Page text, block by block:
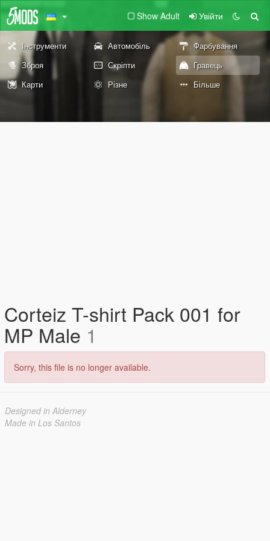
Show Adult Увійти
Інструменти Автомобіль
Фарбування
Зброя
Скріпти
Гравець
Карти
Різне Більше
Corteiz T-shirt Pack 001 for
MP Male 1
Sorry, this file is no longer available.
Designed in Alderney
Made in Los Santos